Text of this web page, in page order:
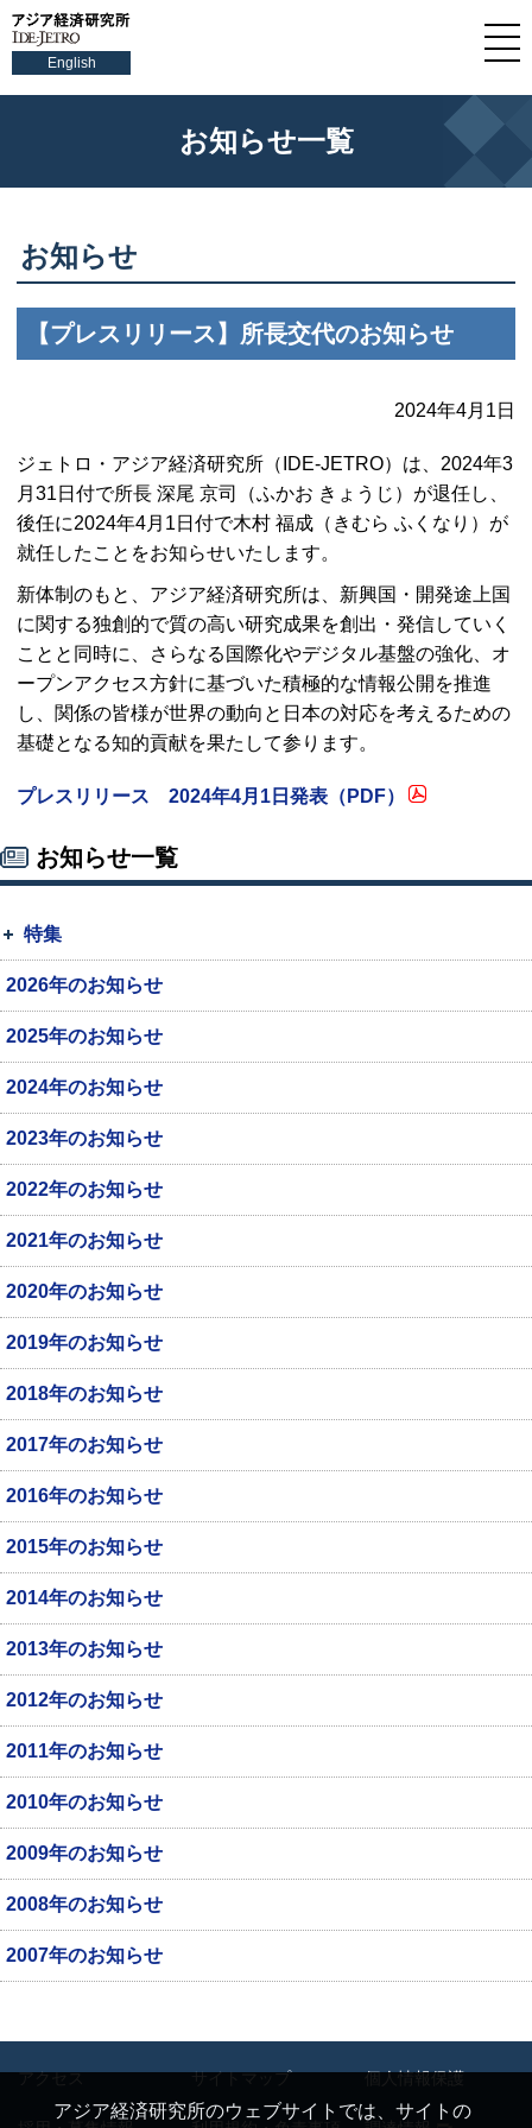
English
お知らせ一覧
お知らせ
【プレスリリース】所長交代のお知らせ
2024年4月1日
ジェトロ・アジア経済研究所（ IDE-JETRO）は、2024年3
月31日付で所長 深尾 京司（ふかお きょうじ）が退任し、
後任に2024年4月1日付で木村 福成（きむら ふくなり）が
就任したことをお知らせいたします。
新体制のもと、アジア経済研究所は、新興国・開発途上国
に関する独創的で質の高い研究成果を創出・発信していく
ことと同時に、さらなる国際化やデジタル基盤の強化、オ
ープンアクセス方針に基づいた積極的な情報公開を推進
し、関係の皆様が世界の動向と日本の対応を考えるための
基礎となる知的貢献を果たして参ります。
プレスリリース 2024年4月1日発表（ PDF）
お知らせ一覧
特集
2026年のお知らせ
2025年のお知らせ
2024年のお知らせ
2023年のお知らせ
2022年のお知らせ
2021年のお知らせ
2020年のお知らせ
2019年のお知らせ
2018年のお知らせ
2017年のお知らせ
2016年のお知らせ
2015年のお知らせ
2014年のお知らせ
2013年のお知らせ
2012年のお知らせ
2011年のお知らせ
2010年のお知らせ
2009年のお知らせ
2008年のお知らせ
2007年のお知らせ
アジア経済研究所のウェブサイトでは、サイトの
アクセス サイトマップ 個人情報保護